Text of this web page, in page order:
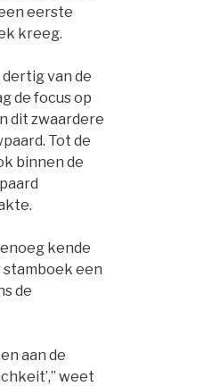
eerste
kreeg.
van de
de focus op
dit zwaardere
Tot de
binnen de
kende
een
de
aan de
weet